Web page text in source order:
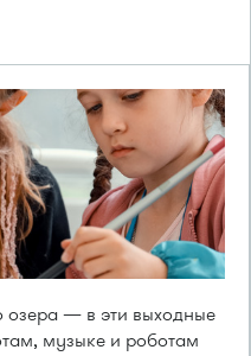
— в эти выходные
музыке и роботам